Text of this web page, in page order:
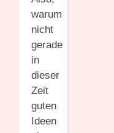
warum
nicht
gerade
in
dieser
Zeit
guten
Ideen